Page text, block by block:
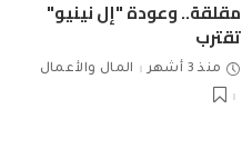
مقلقة.. وعودة "إل نينيو"
تقترب
منذ 3 أشهر المال والأعمال